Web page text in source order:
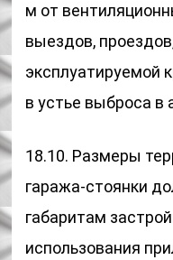
м от
выездов,
эксплуатируемой
в устье выброса в
18.10. Размеры
гаража-стоянки
габаритам
использования